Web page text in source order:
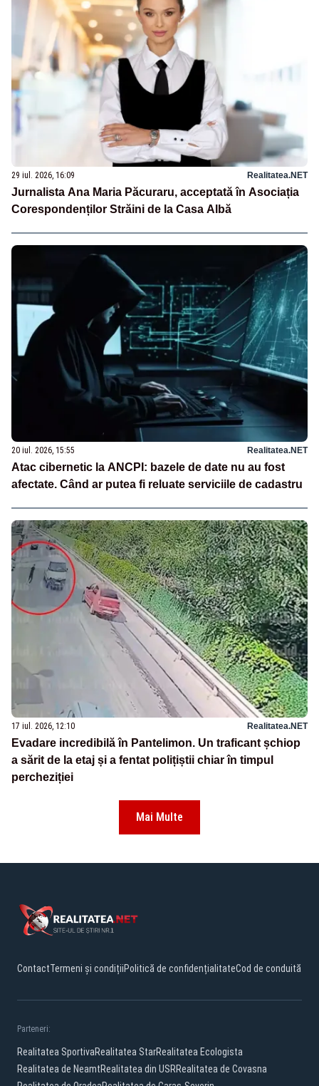
29 iul. 2026, 16:09 Realitatea.NET
Jurnalista Ana Maria Păcuraru, acceptată în Asociația
Corespondenților Străini de la Casa Albă
20 iul. 2026, 15:55 Realitatea.NET
Atac cibernetic la ANCPI: bazele de date nu au fost
afectate. Când ar putea fi reluate serviciile de cadastru
17 iul. 2026, 12:10 Realitatea.NET
Evadare incredibilă în Pantelimon. Un traficant șchiop
a sărit de la etaj și a fentat polițiștii chiar în timpul
percheziției
Mai Multe
ContactTermeni și condițiiPolitică de confidențialitateCod de conduită
Parteneri:
Realitatea SportivaRealitatea StarRealitatea Ecologista
Realitatea de NeamtRealitatea din USRRealitatea de Covasna